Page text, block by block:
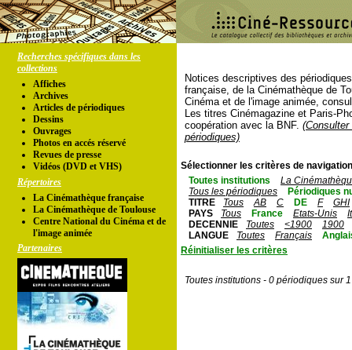
Recherches spécifiques dans les
collections
Affiches
Archives
Articles de périodiques
Dessins
Ouvrages
Photos en accés réservé
Revues de presse
Vidéos (DVD et VHS)
Répertoires
La Cinémathèque française
La Cinémathèque de Toulouse
Centre National du Cinéma et de
l'image animée
Partenaires
Notices descriptives des
française, de la Cinémathèque de
Cinéma et de l'image animée,
Les titres Cinémagazine et Paris-
coopération avec la BNF.
périodiques)
Sélectionner les critères de
Toutes institutions
La
Tous les périodiques
Périodiques
TITRE
Tous AB C DE F
GHI
PAYS
Tous France Etats-Unis
DECENNIE
Toutes <1900
1900
LANGUE
Toutes Français
Réinitialiser les critères
Toutes institutions - 0 périodiques sur